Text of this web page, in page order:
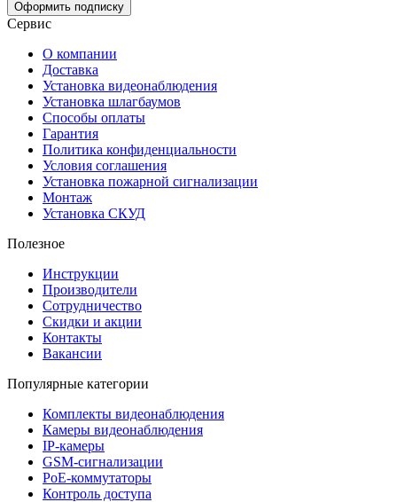
Оформить подписку
Сервис
О компании
Доставка
Установка видеонаблюдения
Установка шлагбаумов
Способы оплаты
Гарантия
Политика конфиденциальности
Условия соглашения
Установка пожарной сигнализации
Монтаж
Установка СКУД
Полезное
Инструкции
Производители
Сотрудничество
Скидки и акции
Контакты
Вакансии
Популярные категории
Комплекты видеонаблюдения
Камеры видеонаблюдения
IP-камеры
GSM-сигнализации
PoE-коммутаторы
Контроль доступа